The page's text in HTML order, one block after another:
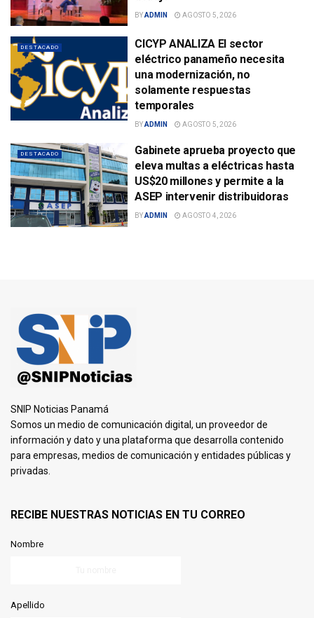
BYADMIN AGOSTO 5, 2026
DESTACADO
CICYP ANALIZA El sector
eléctrico panameño necesita
una modernización, no
solamente respuestas
temporales
BYADMIN AGOSTO 5, 2026
DESTACADO
Gabinete aprueba proyecto que
eleva multas a eléctricas hasta
US$20 millones y permite a la
ASEP intervenir distribuidoras
BYADMIN AGOSTO 4, 2026
SNIP Noticias Panamá
Somos un medio de comunicación digital, un proveedor de
información y dato y una plataforma que desarrolla contenido
para empresas, medios de comunicación y entidades públicas y
privadas.
RECIBE NUESTRAS NOTICIAS EN TU CORREO
Nombre
Apellido